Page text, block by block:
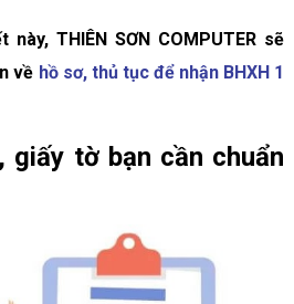
THIÊN SƠN COMPUTER sẽ
về hồ sơ, thủ tục để nhận BHXH 1
giấy tờ bạn cần chuẩn